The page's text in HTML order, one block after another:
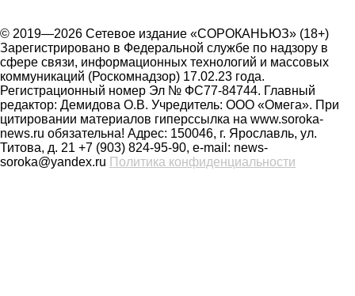
© 2019—2026 Сетевое издание «СОРОКАНЬЮЗ» (18+)
Зарегистрировано в Федеральной службе по надзору в
сфере связи, информационных технологий и массовых
коммуникаций (Роскомнадзор) 17.02.23 года.
Регистрационный номер Эл № ФС77-84744. Главный
редактор: Демидова О.В. Учредитель: ООО «Омега». При
цитировании материалов гиперссылка на www.soroka-
news.ru обязательна! Адрес: 150046, г. Ярославль, ул.
Титова, д. 21 +7 (903) 824-95-90, e-mail: news-
soroka@yandex.ru Политика конфиденциальности